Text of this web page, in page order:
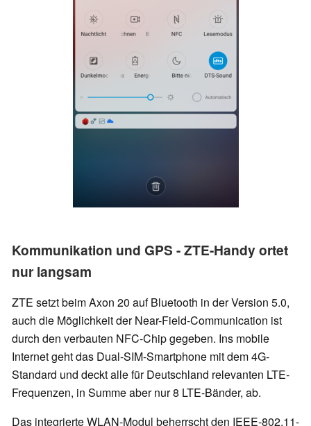
Kommunikation und GPS - ZTE-Handy ortet
nur langsam
ZTE setzt beim Axon 20 auf Bluetooth in der Version 5.0,
auch die Möglichkeit der Near-Field-Communication ist
durch den verbauten NFC-Chip gegeben. Ins mobile
Internet geht das Dual-SIM-Smartphone mit dem 4G-
Standard und deckt alle für Deutschland relevanten LTE-
Frequenzen, in Summe aber nur 8 LTE-Bänder, ab.
Das integrierte WLAN-Modul beherrscht den IEEE-802.11-